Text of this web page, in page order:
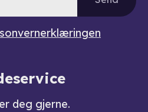
deg gjerne.